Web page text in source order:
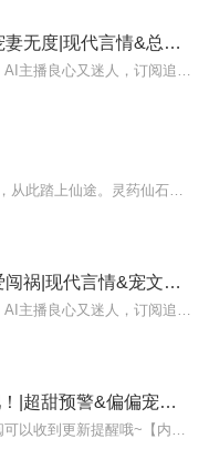
免费|婚婚欲醉：总裁宠妻无度|现代言情&总裁&豪门
免费|婚婚欲醉：娇妻爱闯祸|现代言情&宠文&总裁
婚婚欲醉：总裁算账吧！|超甜预警&偏偏宠爱|AI电子书